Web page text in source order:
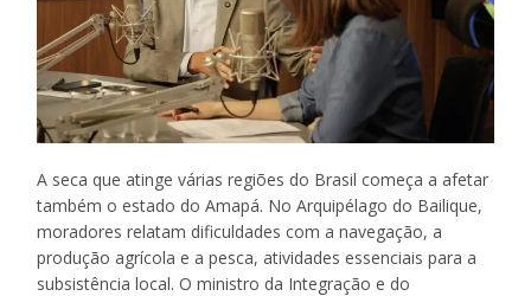
A seca que atinge várias regiões do Brasil começa a afetar
também o estado do Amapá. No Arquipélago do Bailique,
moradores relatam dificuldades com a navegação, a
produção agrícola e a pesca, atividades essenciais para a
subsistência local. O ministro da Integração e do